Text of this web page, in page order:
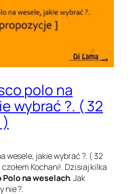
polo na
wybrać ?. ( 32
wesele, jakie wybrać ?. ( 32
Kochani!. Dzisiaj kilka
Polo na weselach. Jak
nie ?.